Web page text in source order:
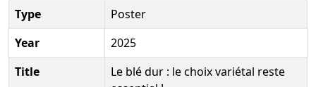
Type
Poster
Year
2025
Title
Le blé dur : le choix variétal reste